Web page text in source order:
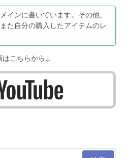
インに書いています。その他、
た自分の購入したアイテムのレ
はこちらから↓